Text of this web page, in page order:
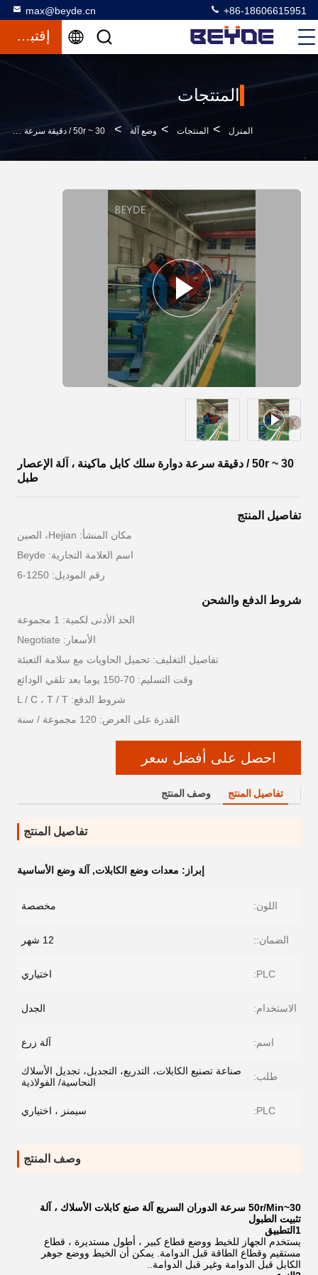
max@beyde.cn +86-18606615951
إقتباس
المنتجات
المنزل > المنتجات > وضع آلة > 30 ~ 50r / دقيقة سرعة دوارة سلك كابل ماكينة ، آلة الإعصار طبل
30 ~ 50r / دقيقة سرعة دوارة سلك كابل ماكينة ، آلة الإعصار
طبل
تفاصيل المنتج
مكان المنشأ: Hejian، الصين
اسم العلامة التجارية: Beyde
رقم الموديل: 1250-6
شروط الدفع والشحن
الحد الأدنى لكمية: 1 مجموعة
الأسعار: Negotiate
تفاصيل التغليف: تحميل الحاويات مع سلامة التعبئة
وقت التسليم: 70-150 يوما بعد تلقي الودائع
شروط الدفع: L / C ، T / T
القدرة على العرض: 120 مجموعة / سنة
احصل على أفضل سعر
تفاصيل المنتج وصف المنتج
تفاصيل المنتج
إبراز: معدات وضع الكابلات, آلة وضع الأساسية
اللون: مخصصة
الضمان:: 12 شهر
PLC: اختياري
الاستخدام: الجدل
اسم: آلة زرع
طلب:
صناعة تصنيع الكابلات، التدريع، التجديل، تجديل الأسلاك
النحاسية/ الفولاذية
PLC: سيمنز ، اختياري
وصف المنتج
30~50r/Min سرعة الدوران السريع آلة صنع كابلات الأسلاك ، آلة
تثبيت الطبول
1التطبيق
يستخدم الجهاز للخيط ووضع قطاع كبير ، أطول مستديرة ، قطاع
مستقيم وقطاع الطاقة قبل الدوامة. يمكن أن الخيط ووضع جوهر
الكابل قبل الدوامة وغير قبل الدوامة..